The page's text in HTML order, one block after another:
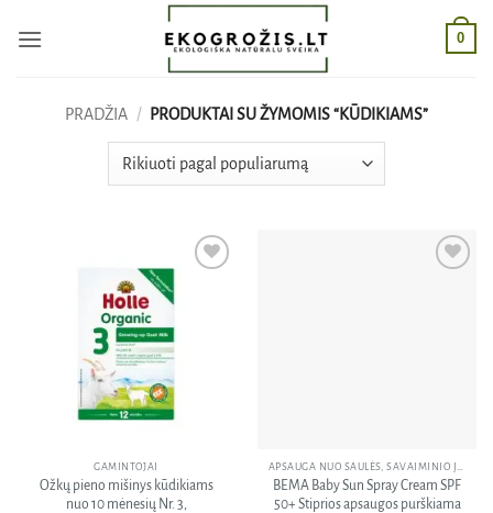
0
PRADŽIA / PRODUKTAI SU ŽYMOMIS “KŪDIKIAMS”
GAMINTOJAI
Ožkų pieno mišinys kūdikiams
nuo 10 mėnesių Nr. 3,
APSAUGA NUO SAULĖS, SAVAIMINIO ĮDEGIO KREMAI
BEMA Baby Sun Spray Cream SPF
50+ Stiprios apsaugos purškiama